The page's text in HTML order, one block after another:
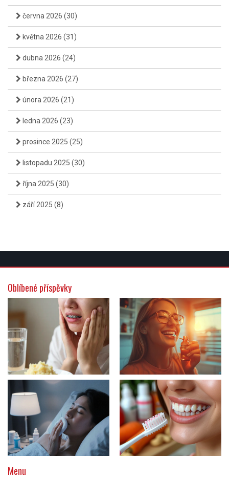
června 2026 (30)
května 2026 (31)
dubna 2026 (24)
března 2026 (27)
února 2026 (21)
ledna 2026 (23)
prosince 2025 (25)
listopadu 2025 (30)
října 2025 (30)
září 2025 (8)
Oblíbené příspěvky
Menu